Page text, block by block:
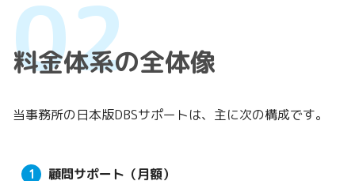
料金体系の全体像
当事務所の日本版DBSサポートは、主に次の構成です。
顧問サポート（月額）